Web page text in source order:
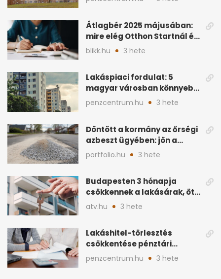
Átlagbér 2025 májusában:
mire elég Otthon Startnál és
hitelnél?
blikk.hu 3 hete
Lakáspiaci fordulat: 5
magyar városban könnyebb
lett lakást venni
penzcentrum.hu 3 hete
Döntött a kormány az őrségi
azbeszt ügyében: jön a
rendezés
portfolio.hu 3 hete
Budapesten 3 hónapja
csökkennek a lakásárak, öt
éve nem volt ilyen
atv.hu 3 hete
Lakáshitel-törlesztés
csökkentése pénztári
megtakarítással: így
működik
penzcentrum.hu 3 hete